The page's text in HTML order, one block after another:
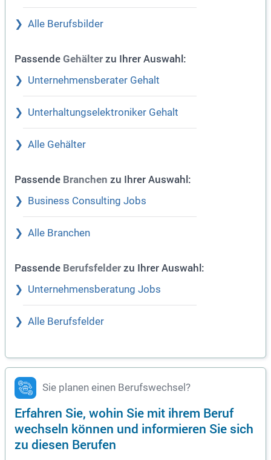
Alle Berufsbilder
Passende Gehälter zu Ihrer Auswahl:
Unternehmensberater Gehalt
Unterhaltungselektroniker Gehalt
Alle Gehälter
Passende Branchen zu Ihrer Auswahl:
Business Consulting Jobs
Alle Branchen
Passende Berufsfelder zu Ihrer Auswahl:
Unternehmensberatung Jobs
Alle Berufsfelder
Sie planen einen Berufswechsel?
Erfahren Sie, wohin Sie mit ihrem Beruf
wechseln können und informieren Sie sich
zu diesen Berufen